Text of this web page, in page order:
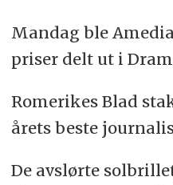
Mandag ble
priser delt ut i
Romerikes Blad
årets beste
De avslørte